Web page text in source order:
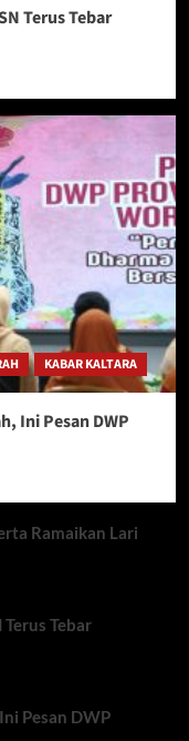
Terus Tebar
KABAR KALTARA
Ini Pesan DWP
Ramaikan Lari
Tebar
Pesan DWP